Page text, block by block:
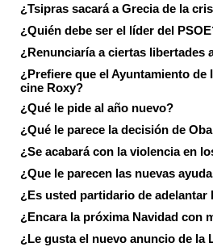
¿Tsipras sacará a Grecia de la
¿Quién debe ser el líder del
¿Renunciaría a ciertas libertades
¿Prefiere que el Ayuntamiento
cine Roxy?
¿Qué le pide al año nuevo?
¿Qué le parece la decisión de
¿Se acabará con la violencia en
¿Que le parecen las nuevas
¿Es usted partidario de adelantar
¿Encara la próxima Navidad con
¿Le gusta el nuevo anuncio de la